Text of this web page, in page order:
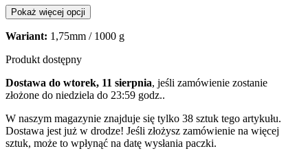
Pokaż więcej opcji
Wariant: 1,75mm / 1000 g
Produkt dostępny
Dostawa do wtorek, 11 sierpnia, jeśli zamówienie zostanie
złożone do niedziela do 23:59 godz..
W naszym magazynie znajduje się tylko 38 sztuk tego artykułu.
Dostawa jest już w drodze! Jeśli złożysz zamówienie na więcej
sztuk, może to wpłynąć na datę wysłania paczki.